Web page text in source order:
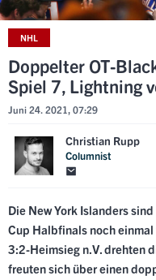
NHL
Doppelter OT-
Spiel 7, Lightning
Juni 24. 2021, 07:29
Christian Rupp
Columnist
Die New York Islanders
Cup Halbfinals noch
3:2-Heimsieg n.V. drehten
freuten sich über einen